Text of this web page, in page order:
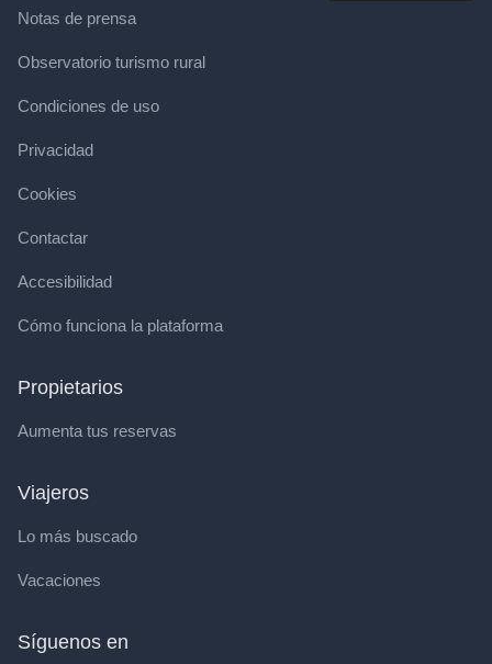
Notas de prensa
Observatorio turismo rural
Condiciones de uso
Privacidad
Cookies
Contactar
Accesibilidad
Cómo funciona la plataforma
Propietarios
Aumenta tus reservas
Viajeros
Lo más buscado
Vacaciones
Síguenos en